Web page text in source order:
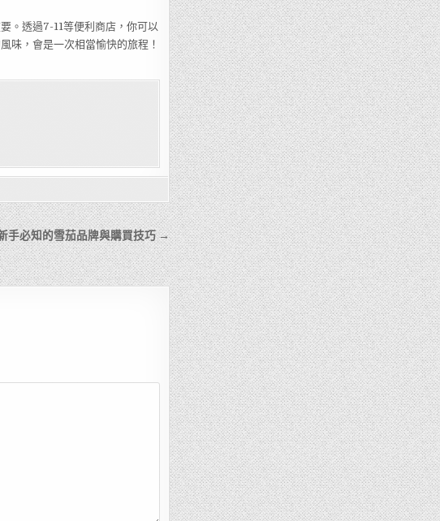
。透過7-11等便利商店，你可以
味，會是一次相當愉快的旅程！
手必知的雪茄品牌與購買技巧 →